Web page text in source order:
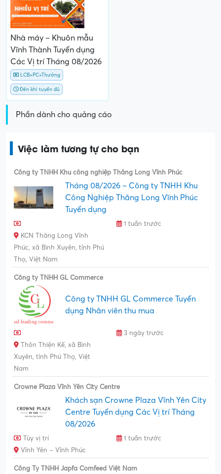
Nhà máy – Khuôn mẫu
Vĩnh Thành Tuyển dụng
Các Vị trí Tháng 08/2026
LCB+PC+Thưởng
Đến khi tuyển đủ
Phần dành cho quảng cáo
Việc làm tương tự cho bạn
Công ty TNHH Khu công nghiệp Thăng Long Vĩnh Phúc
Tháng 08/2026 – Công ty TNHH Khu
Công Nghiệp Thăng Long Vĩnh Phúc
Tuyển dụng
1 tuần trước
KCN Thăng Long Vĩnh
Phúc, xã Bình Xuyên, tỉnh Phú
Thọ, Việt Nam
Công ty TNHH GL Commerce
Công ty TNHH GL Commerce Tuyển
dụng Nhân viên thu mua
3 ngày trước
Thôn Thiện Kế, xã Bình
Xuyên, tỉnh Phú Thọ, Việt
Nam
Crowne Plaza Vĩnh Yên City Centre
Khách sạn Crowne Plaza Vĩnh Yên City
Centre Tuyển dụng Các Vị trí Tháng
08/2026
Tùy vị trí
1 tuần trước
Vĩnh Yên – Vĩnh Phúc
Công Ty TNHH Japfa Comfeed Việt Nam